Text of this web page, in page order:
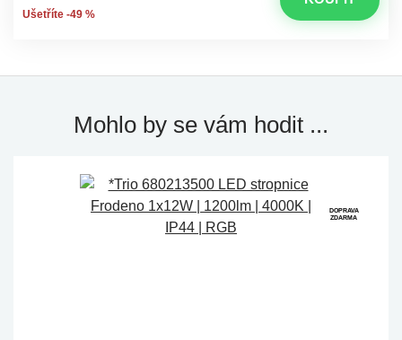
Ušetříte -49 %
Mohlo by se vám hodit ...
DOPRAVA
ZDARMA